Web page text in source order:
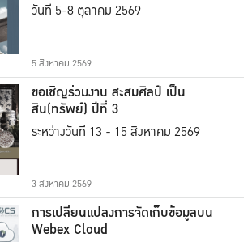
วันที่ 5-8 ตุลาคม 2569
5 สิงหาคม 2569
ขอเชิญร่วมงาน สะสมศิลป์ เป็น
สิน(ทรัพย์) ปีที่ 3
ระหว่างวันที่ 13 - 15 สิงหาคม 2569
3 สิงหาคม 2569
การเปลี่ยนแปลงการจัดเก็บข้อมูลบน
Webex Cloud